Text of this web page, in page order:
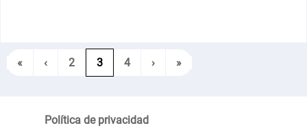
« ‹ 2 3 4 › »
Política de privacidad